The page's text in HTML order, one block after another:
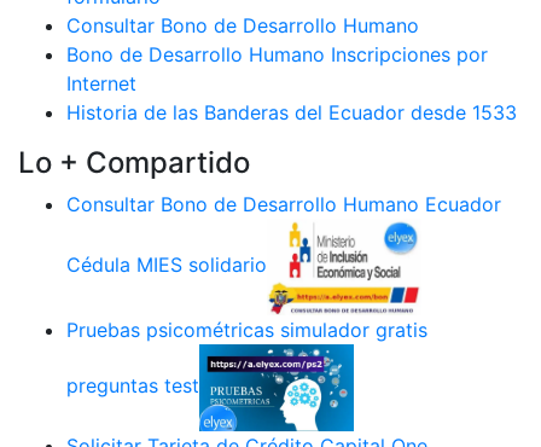
Consultar Bono de Desarrollo Humano
Bono de Desarrollo Humano Inscripciones por
Internet
Historia de las Banderas del Ecuador desde 1533
Lo + Compartido
Consultar Bono de Desarrollo Humano Ecuador
Cédula MIES solidario
Pruebas psicométricas simulador gratis
preguntas test